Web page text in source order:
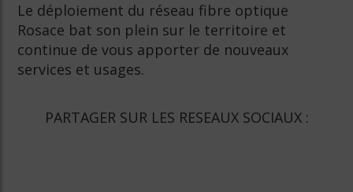
Le déploiement du réseau fibre optique
Rosace bat son plein sur le territoire et
continue de vous apporter de nouveaux
services et usages.
PARTAGER SUR LES RESEAUX SOCIAUX :